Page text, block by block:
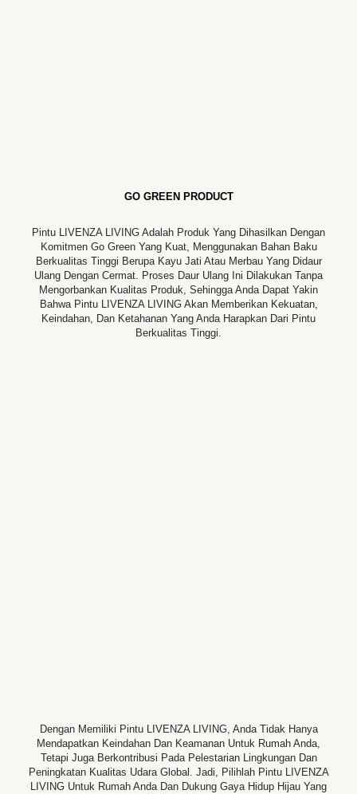
GO GREEN PRODUCT
Pintu LIVENZA LIVING Adalah Produk Yang Dihasilkan Dengan
Komitmen Go Green Yang Kuat, Menggunakan Bahan Baku
Berkualitas Tinggi Berupa Kayu Jati Atau Merbau Yang Didaur
Ulang Dengan Cermat. Proses Daur Ulang Ini Dilakukan Tanpa
Mengorbankan Kualitas Produk, Sehingga Anda Dapat Yakin
Bahwa Pintu LIVENZA LIVING Akan Memberikan Kekuatan,
Keindahan, Dan Ketahanan Yang Anda Harapkan Dari Pintu
Berkualitas Tinggi.
Dengan Memiliki Pintu LIVENZA LIVING, Anda Tidak Hanya
Mendapatkan Keindahan Dan Keamanan Untuk Rumah Anda,
Tetapi Juga Berkontribusi Pada Pelestarian Lingkungan Dan
Peningkatan Kualitas Udara Global. Jadi, Pilihlah Pintu LIVENZA
LIVING Untuk Rumah Anda Dan Dukung Gaya Hidup Hijau Yang